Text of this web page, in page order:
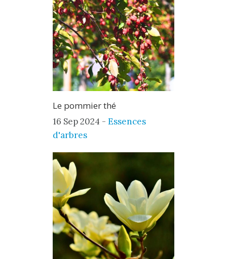
Le pommier thé
16 Sep 2024 - Essences
d'arbres